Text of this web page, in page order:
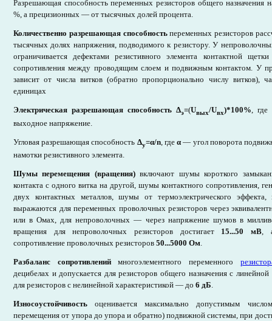
Разрешающая способность переменных резисторов общего назначения
%, а прецизионных — от тысячных долей процента.
Количественно разрешающая способностьпеременных резисторов
тысячных долях напряжения, подводимого к резистору. У
ограничивается дефектами резистивного элемента контактной
сопротивления между проводящим слоем и подвижным контактом. У
зависит от числа витков (обратно пропорционально числу витков),
единицах
Электрическая разрешающая способность Δэ=(Uвых/Uвх)*100% , где
выходное напряжение.
Угловая разрешающая способность Δу=α/n, гдеα — угол поворота
намотки резистивного элемента.
Шумы перемещения (вращения)включают шумы короткого
контакта с одного витка на другой, шумы контактного сопротивления,
двух контактных металлов, шумы от термоэлектрического
выражаются для переменных проволочных резисторов через
или в Омах, для непроволочных — через напряжение шумов в
вращения для непроволочных резисторов достигает 15...50 мВ,
сопротивление проволочных резисторов 50...5000 Ом.
Разбаланс сопротивлениймногоэлементного переменного
децибелах и допускается для резисторов общего назначения с
для резисторов с нелинейной характеристикой — до 6 дБ.
Износоустойчивостьоценивается максимально допустимым
перемещения от упора до упора и обратно) подвижной системы, при